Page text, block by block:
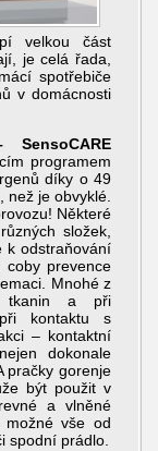
velkou část
je celá řada,
spotřebiče
v domácnosti
programem
díky o 49
než je obvyklé.
Některé
složek,
k odstraňování
coby prevence
Mnohé z
tkanin a při
kontaktu s
– kontaktní
dokonale
pračky gorenje
být použit v
a vlněné
vše od
spodní prádlo.